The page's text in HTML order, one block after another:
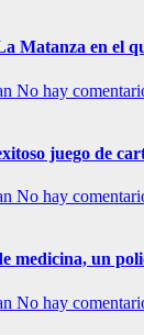
Matanza en el
No hay
juego de
No hay
medicina, un
No hay